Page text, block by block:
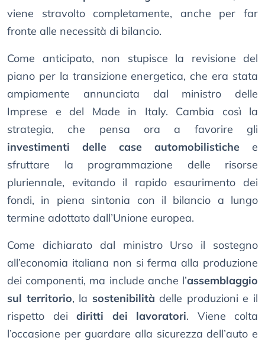
viene stravolto completamente, anche per far
fronte alle necessità di bilancio.
Come anticipato, non stupisce la revisione del
piano per la transizione energetica, che era stata
ampiamente annunciata dal ministro delle
Imprese e del Made in Italy. Cambia così la
strategia, che pensa ora a favorire gli
investimenti delle case automobilistiche e
sfruttare la programmazione delle risorse
pluriennale, evitando il rapido esaurimento dei
fondi, in piena sintonia con il bilancio a lungo
termine adottato dall’Unione europea.
Come dichiarato dal ministro Urso il sostegno
all’economia italiana non si ferma alla produzione
dei componenti, ma include anche l’assemblaggio
sul territorio, la sostenibilità delle produzioni e il
rispetto dei diritti dei lavoratori. Viene colta
l’occasione per guardare alla sicurezza dell’auto e